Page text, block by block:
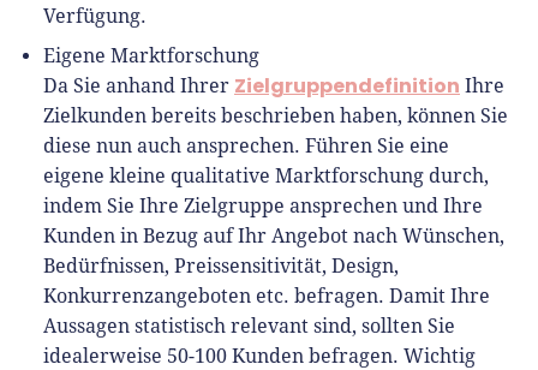
Verfügung.
Eigene Marktforschung
Da Sie anhand Ihrer Zielgruppendefinition Ihre
Zielkunden bereits beschrieben haben, können Sie
diese nun auch ansprechen. Führen Sie eine
eigene kleine qualitative Marktforschung durch,
indem Sie Ihre Zielgruppe ansprechen und Ihre
Kunden in Bezug auf Ihr Angebot nach Wünschen,
Bedürfnissen, Preissensitivität, Design,
Konkurrenzangeboten etc. befragen. Damit Ihre
Aussagen statistisch relevant sind, sollten Sie
idealerweise 50-100 Kunden befragen. Wichtig